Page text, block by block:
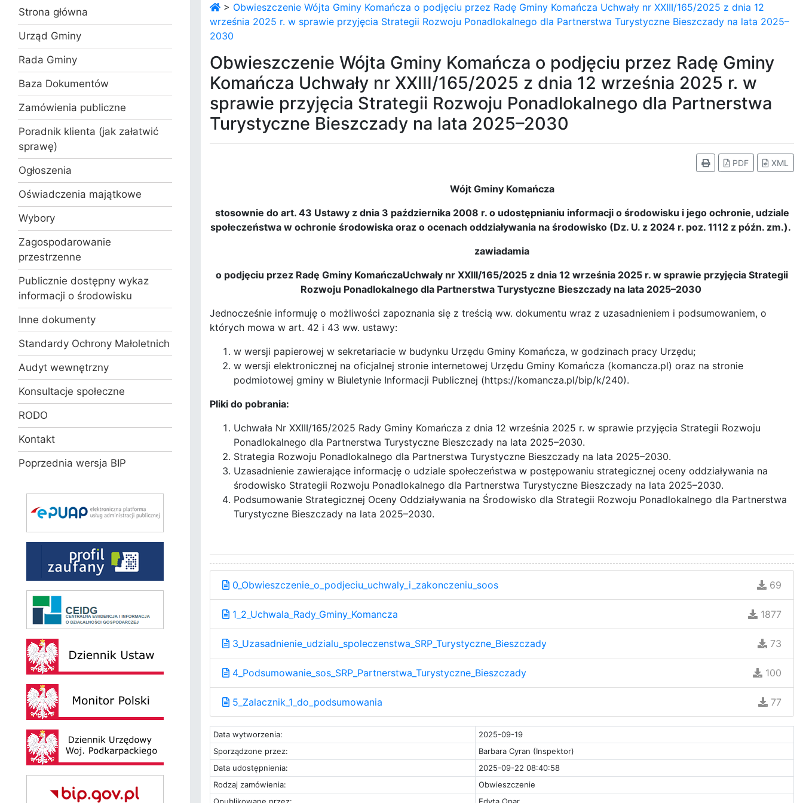
Strona główna
Urząd Gminy
Rada Gminy
Baza Dokumentów
Zamówienia publiczne
Poradnik klienta (jak załatwić
sprawę)
Ogłoszenia
Oświadczenia majątkowe
Wybory
Zagospodarowanie
przestrzenne
Publicznie dostępny wykaz
informacji o środowisku
Inne dokumenty
Standardy Ochrony Małoletnich
Audyt wewnętrzny
Konsultacje społeczne
RODO
Kontakt
Poprzednia wersja BIP
> Obwieszczenie Wójta Gminy Komańcza o podjęciu przez Radę Gminy Komańcza Uchwały nr XXIII/165/2025 z dnia 12
września 2025 r. w sprawie przyjęcia Strategii Rozwoju Ponadlokalnego dla Partnerstwa Turystyczne Bieszczady na lata 2025–
2030
Obwieszczenie Wójta Gminy Komańcza o podjęciu przez Radę Gminy
Komańcza Uchwały nr XXIII/165/2025 z dnia 12 września 2025 r. w
sprawie przyjęcia Strategii Rozwoju Ponadlokalnego dla Partnerstwa
Turystyczne Bieszczady na lata 2025–2030
PDF XML
Wójt Gminy Komańcza
stosownie do art. 43 Ustawy z dnia 3 października 2008 r. o udostępnianiu informacji o środowisku i jego ochronie, udziale
społeczeństwa w ochronie środowiska oraz o ocenach oddziaływania na środowisko (Dz. U. z 2024 r. poz. 1112 z późn. zm.).
zawiadamia
o podjęciu przez Radę Gminy KomańczaUchwały nr XXIII/165/2025 z dnia 12 września 2025 r. w sprawie przyjęcia Strategii
Rozwoju Ponadlokalnego dla Partnerstwa Turystyczne Bieszczady na lata 2025–2030
Jednocześnie informuję o możliwości zapoznania się z treścią ww. dokumentu wraz z uzasadnieniem i podsumowaniem, o
których mowa w art. 42 i 43 ww. ustawy:
w wersji papierowej w sekretariacie w budynku Urzędu Gminy Komańcza, w godzinach pracy Urzędu;
w wersji elektronicznej na oficjalnej stronie internetowej Urzędu Gminy Komańcza (komancza.pl) oraz na stronie
podmiotowej gminy w Biuletynie Informacji Publicznej (https://komancza.pl/bip/k/240).
Pliki do pobrania:
Uchwała Nr XXIII/165/2025 Rady Gminy Komańcza z dnia 12 września 2025 r. w sprawie przyjęcia Strategii Rozwoju
Ponadlokalnego dla Partnerstwa Turystyczne Bieszczady na lata 2025–2030.
Strategia Rozwoju Ponadlokalnego dla Partnerstwa Turystyczne Bieszczady na lata 2025–2030.
Uzasadnienie zawierające informację o udziale społeczeństwa w postępowaniu strategicznej oceny oddziaływania na
środowisko Strategii Rozwoju Ponadlokalnego dla Partnerstwa Turystyczne Bieszczady na lata 2025–2030.
Podsumowanie Strategicznej Oceny Oddziaływania na Środowisko dla Strategii Rozwoju Ponadlokalnego dla Partnerstwa
Turystyczne Bieszczady na lata 2025–2030.
0_Obwieszczenie_o_podjeciu_uchwaly_i_zakonczeniu_soos 69
1_2_Uchwala_Rady_Gminy_Komancza 1877
3_Uzasadnienie_udzialu_spoleczenstwa_SRP_Turystyczne_Bieszczady 73
4_Podsumowanie_sos_SRP_Partnerstwa_Turystyczne_Bieszczady 100
5_Zalacznik_1_do_podsumowania 77
Data wytworzenia:
2025-09-19
Sporządzone przez:
Barbara Cyran (Inspektor)
Data udostępnienia:
2025-09-22 08:40:58
Rodzaj zamówienia:
Obwieszczenie